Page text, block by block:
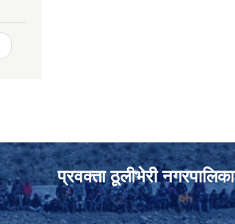
प्रवक्ता ठूलीभेरी नगरपालिका